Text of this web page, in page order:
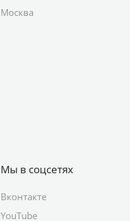
Москва
Мы в соцсетях
Вконтакте
YouTube